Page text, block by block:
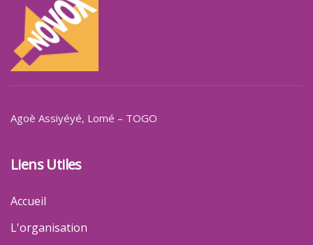
Agoè Assiyéyé, Lomé – TOGO
Liens Utiles
Accueil
L'organisation